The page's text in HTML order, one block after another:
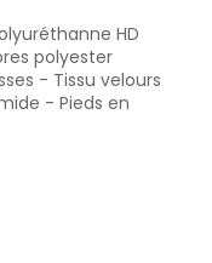
HD
polyester
- Tissu velours
- Pieds en